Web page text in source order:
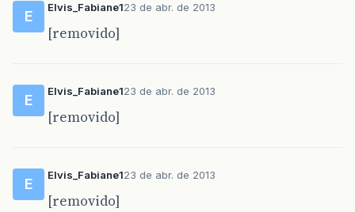
E
Elvis_Fabiane123 de abr. de 2013
[removido]
E
Elvis_Fabiane123 de abr. de 2013
[removido]
E
Elvis_Fabiane123 de abr. de 2013
[removido]